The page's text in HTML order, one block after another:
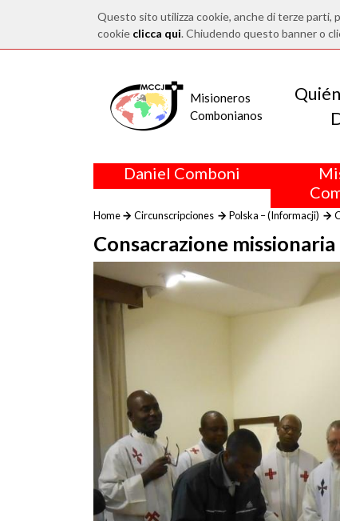
Questo sito utilizza cookie, anche di terze parti,
cookie clicca qui. Chiudendo questo banner o
Misioneros
Combonianos
Daniel Comboni
Home Circunscripciones Polska – (Informacji)
Consacrazione